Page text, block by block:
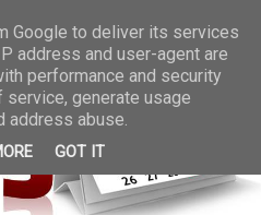
Google to deliver its services
address and user-agent are
performance and security
generate usage
address abuse.
GOT IT